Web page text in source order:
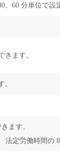
、60 分単位で設
きます。
。
ます。
定労働時間の